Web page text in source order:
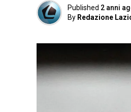
Published 2 anni
By Redazione